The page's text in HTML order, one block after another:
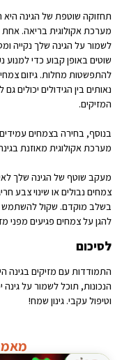
תחזוקה שוטפת של הגינה היא
מערכת אקולוגית בריאה. אחת
לשמור על הגינה שלך נקייה
שוטים באופן קבוע כדי למנוע
להתפשטות מחלות. גיזום
נאותים בין הגידולים יכולים
המזיקים.
בנוסף, בחירה בצמחים
מערכת אקולוגית מאוזנת
מעקב שוטף של הגינה שלך
צמחים נבולים או שינוי צבע
בשלב מוקדם. שקול להשתמש
להגן על צמחים פגיעים מפני
לסיכום
התמודדות עם מזיקים בגינה
הנכונות, תוכל לשמור על
וטיפול עקבי. גינון שמח!